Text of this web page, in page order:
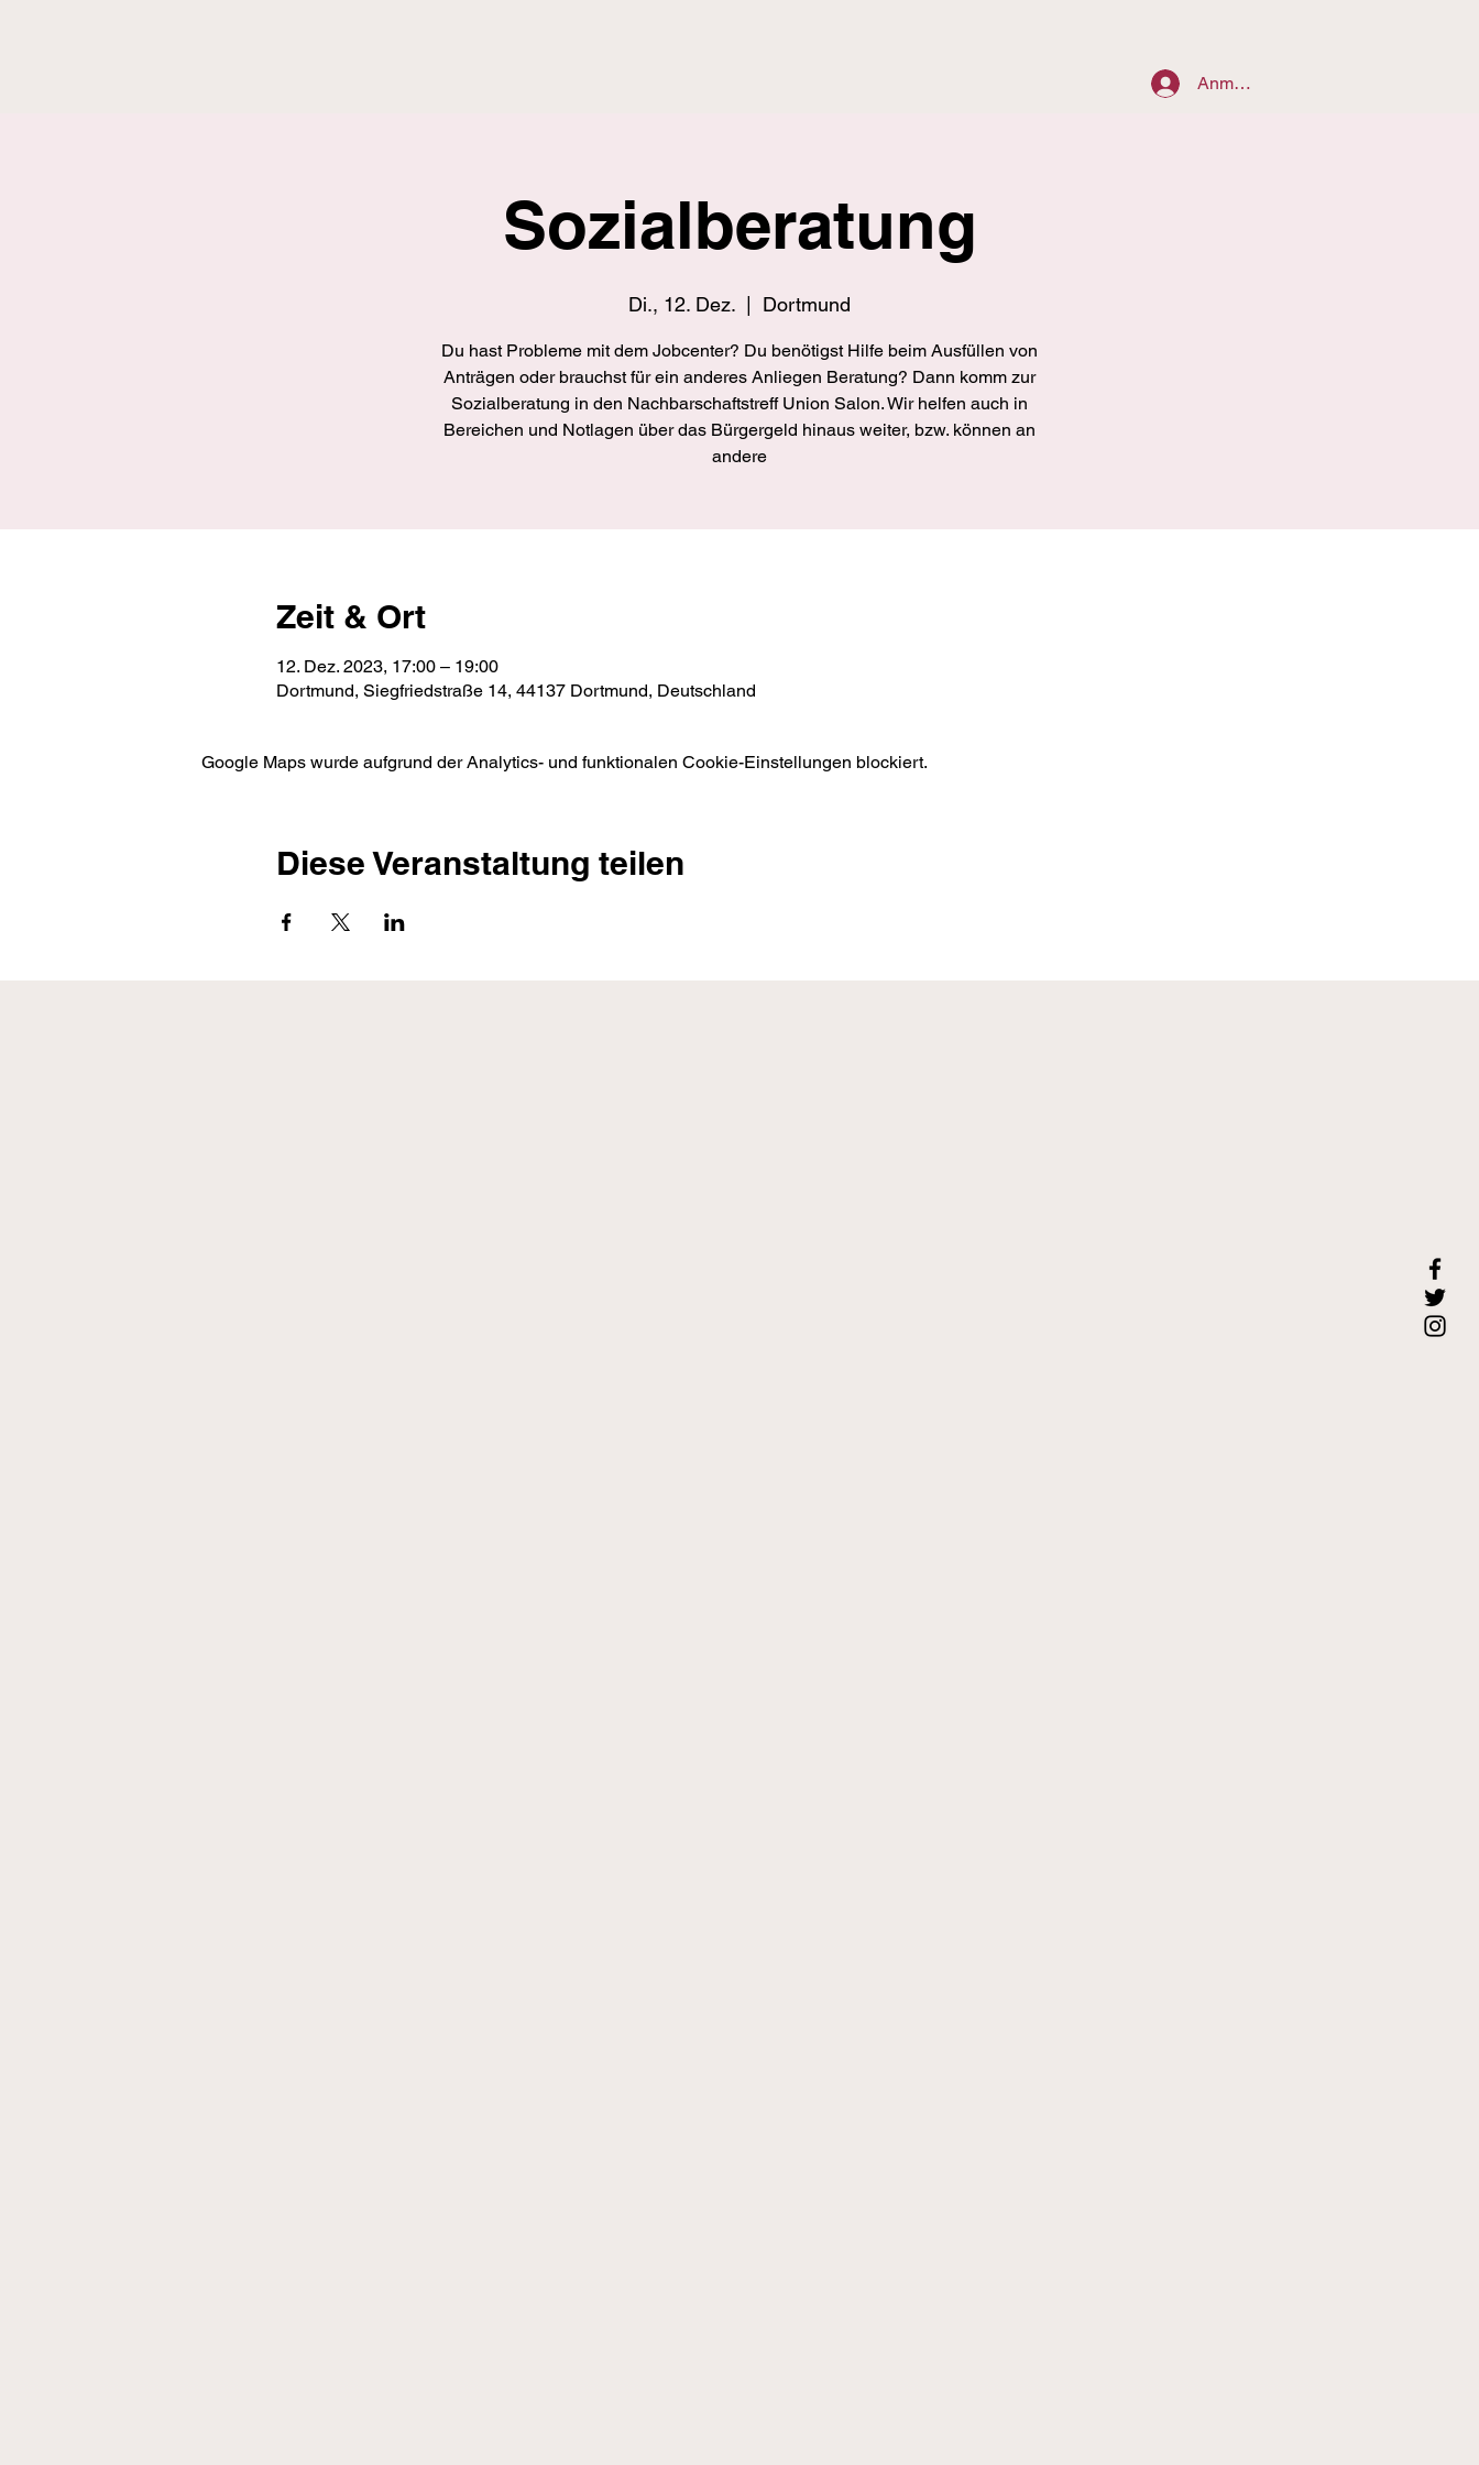
Anmelden
Sozialberatung
Di., 12. Dez. Dortmund
Du hast Probleme mit dem Jobcenter? Du benötigst Hilfe beim Ausfüllen von
Anträgen oder brauchst für ein anderes Anliegen Beratung? Dann komm zur
Sozialberatung in den Nachbarschaftstreff Union Salon. Wir helfen auch in
Bereichen und Notlagen über das Bürgergeld hinaus weiter, bzw. können an
andere
Zeit & Ort
12. Dez. 2023, 17:00 – 19:00
Dortmund, Siegfriedstraße 14, 44137 Dortmund, Deutschland
Google Maps wurde aufgrund der Analytics- und funktionalen Cookie-Einstellungen blockiert.
Diese Veranstaltung teilen